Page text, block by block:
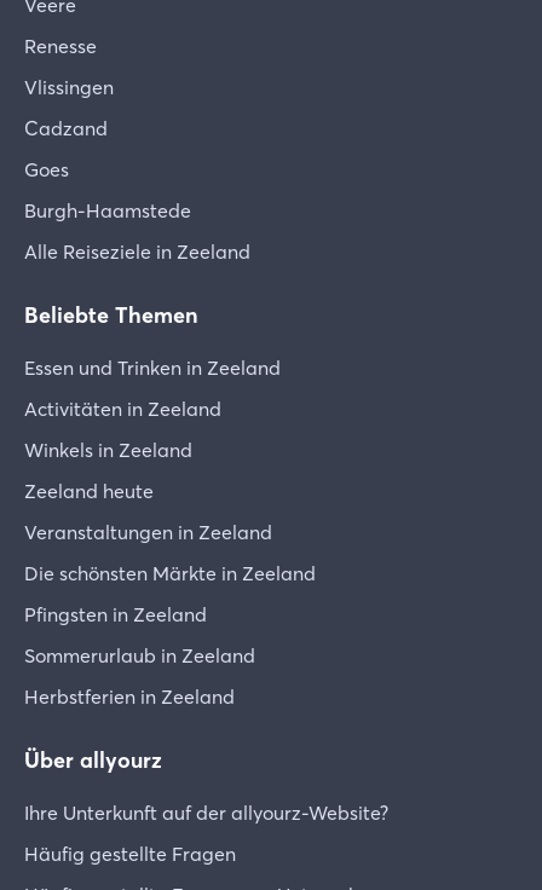
Renesse
Vlissingen
Cadzand
Goes
Burgh-Haamstede
Alle Reiseziele in Zeeland
Beliebte Themen
Essen und Trinken in Zeeland
Activitäten in Zeeland
Winkels in Zeeland
Zeeland heute
Veranstaltungen in Zeeland
Die schönsten Märkte in Zeeland
Pfingsten in Zeeland
Sommerurlaub in Zeeland
Herbstferien in Zeeland
Über allyourz
Ihre Unterkunft auf der allyourz-Website?
Häufig gestellte Fragen